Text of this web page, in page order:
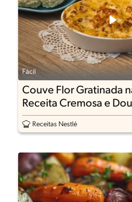
Fácil
Couve Flor Gratinada
Receita Cremosa e
Receitas Nestlé